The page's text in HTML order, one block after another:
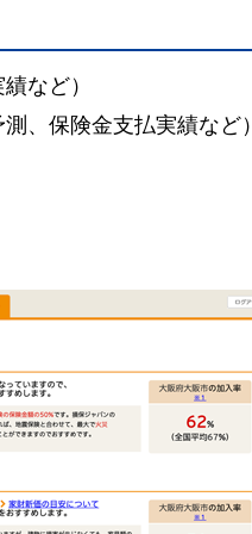
など）
、保険金支払実績など）